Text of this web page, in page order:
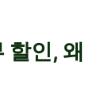
할인, 왜